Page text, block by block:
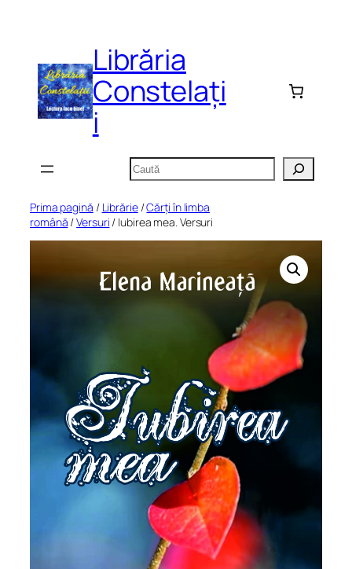
Librăria
Constelați
i
Caută
Prima pagină / Librărie/Cărți în limba
română /Versuri / Iubirea mea. Versuri